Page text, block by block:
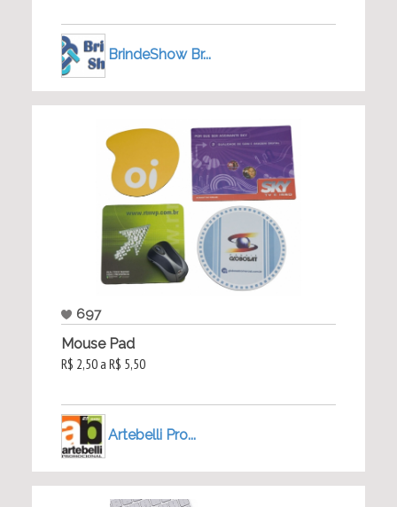
BrindeShow Br...
697
Mouse Pad
R$ 2,50 a R$ 5,50
Artebelli Pro...